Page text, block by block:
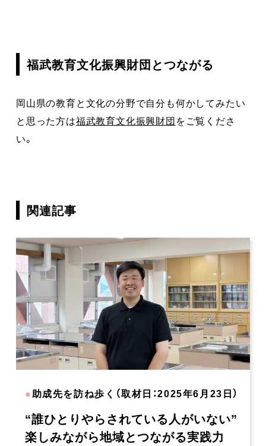
福武教育文化振興財団とつながる
岡山県の教育と文化の分野で自分も何かしてみたい
と思った方は福武教育文化振興財団をご覧くださ
い。
関連記事
●助成先を訪ね歩く（取材日：2025年6月23日）
“誰ひとりやらされている人がいない”
楽しみながら地域とつながる実践力